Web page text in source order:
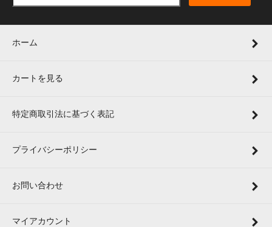
ホーム
カートを見る
特定商取引法に基づく表記
プライバシーポリシー
お問い合わせ
マイアカウント